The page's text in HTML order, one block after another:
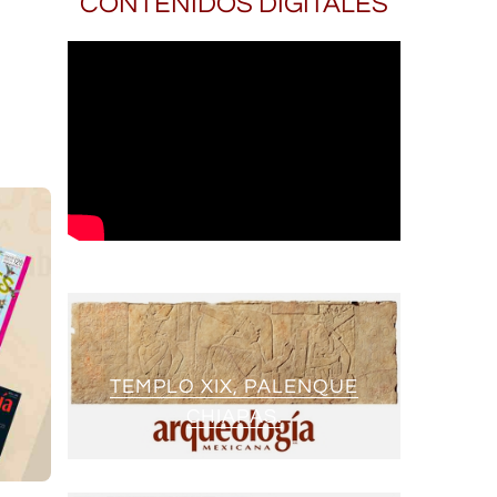
TEMPLO XIX, PALENQUE
CHIAPAS.